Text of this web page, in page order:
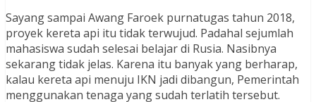
Sayang sampai Awang Faroek purnatugas tahun 2018,
proyek kereta api itu tidak terwujud. Padahal sejumlah
mahasiswa sudah selesai belajar di Rusia. Nasibnya
sekarang tidak jelas. Karena itu banyak yang berharap,
kalau kereta api menuju IKN jadi dibangun, Pemerintah
menggunakan tenaga yang sudah terlatih tersebut.